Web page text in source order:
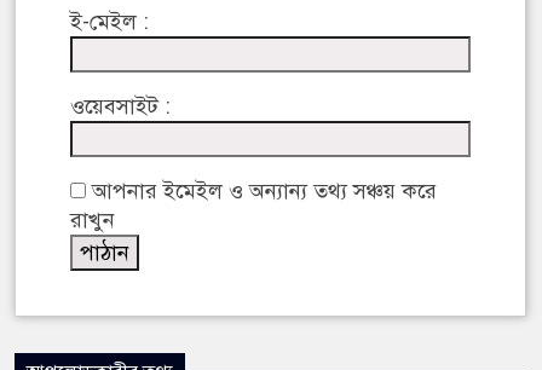
ই-মেইল :
ওয়েবসাইট :
আপনার ইমেইল ও অন্যান্য তথ্য সঞ্চয় করে
রাখুন